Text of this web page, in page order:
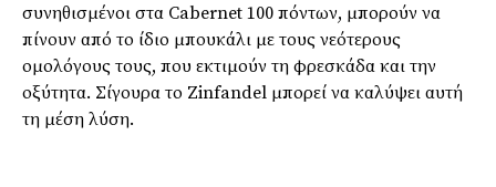
συνηθισμένοι στα Cabernet 100 πόντων, μπορούν να
πίνουν από το ίδιο μπουκάλι με τους νεότερους
ομολόγους τους, που εκτιμούν τη φρεσκάδα και την
οξύτητα. Σίγουρα το Zinfandel μπορεί να καλύψει αυτή
τη μέση λύση.